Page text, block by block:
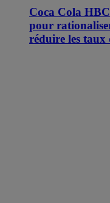
Coca Cola
pour
réduire les taux